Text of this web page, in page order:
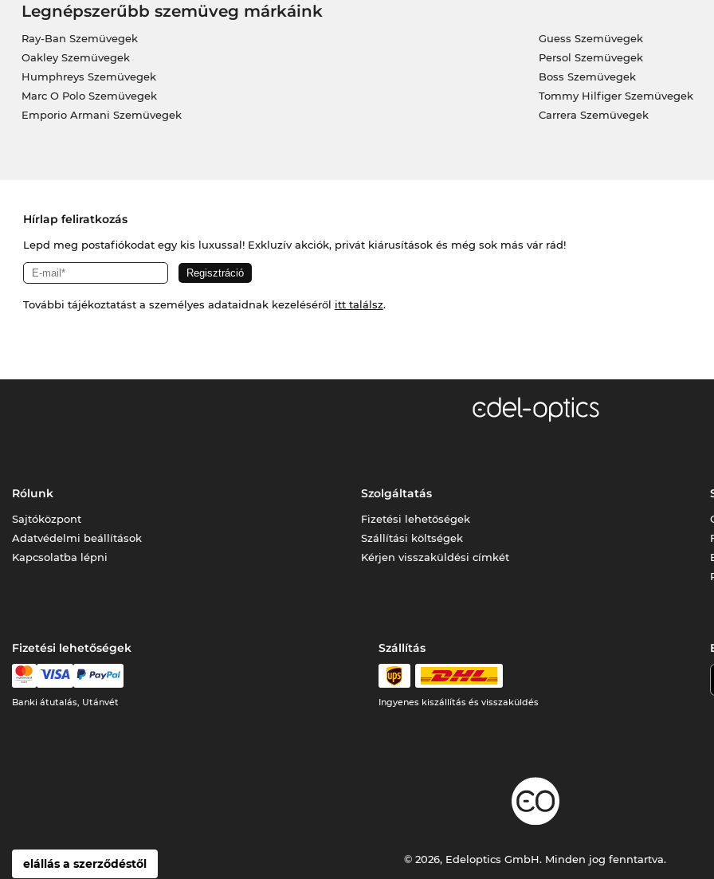
Legnépszerűbb szemüveg márkáink
Ray-Ban Szemüvegek
Oakley Szemüvegek
Humphreys Szemüvegek
Marc O Polo Szemüvegek
Emporio Armani Szemüvegek
Guess Szemüvegek
Persol Szemüvegek
Boss Szemüvegek
Tommy Hilfiger Szemüvegek
Carrera Szemüvegek
Hírlap feliratkozás
Lepd meg postafiókodat egy kis luxussal! Exkluzív akciók, privát kiárusítások és még sok más vár rád!
További tájékoztatást a személyes adataidnak kezeléséről itt találsz.
Rólunk
Sajtóközpont
Adatvédelmi beállítások
Kapcsolatba lépni
Szolgáltatás
Fizetési lehetőségek
Szállítási költségek
Kérjen visszaküldési címkét
Fizetési lehetőségek
Banki átutalás, Utánvét
Szállítás
Ingyenes kiszállítás és visszaküldés
elállás a szerződéstől © 2026, Edeloptics GmbH. Minden jog fenntartva.